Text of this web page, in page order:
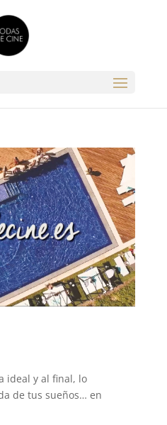
ideal y al final, lo
de tus sueños… en